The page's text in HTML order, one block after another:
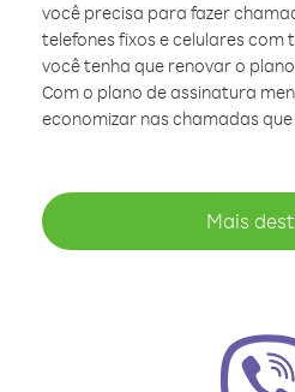
você precisa para fazer
telefones fixos e celulares com
você tenha que renovar o
Com o plano de assinatura
economizar nas chamadas
Mais